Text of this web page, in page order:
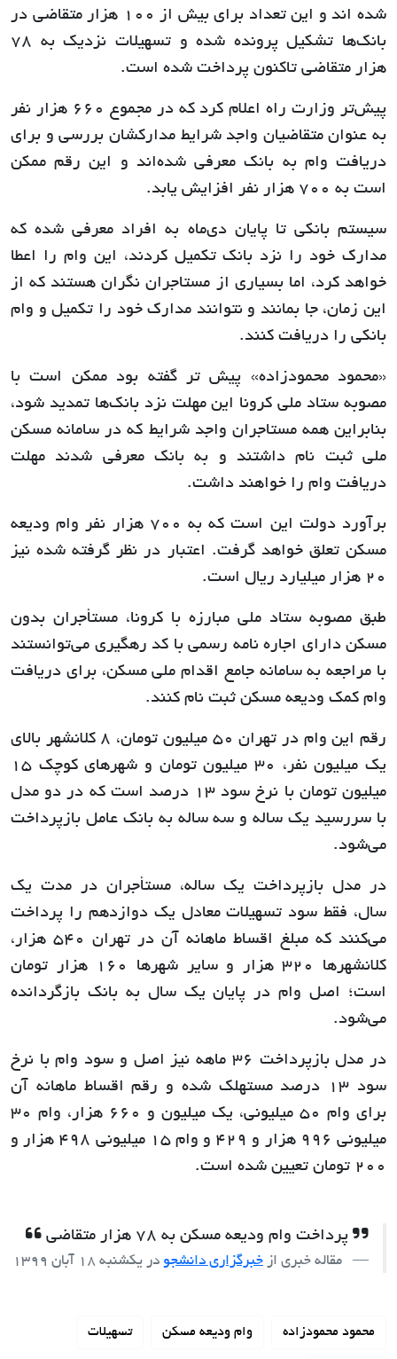
شده اند و این تعداد برای بیش از ۱۰۰ هزار متقاضی در
بانک‌ها تشکیل پرونده شده و تسهیلات نزدیک به ۷۸
هزار متقاضی تاکنون پرداخت شده است.
پیش‌تر وزارت راه اعلام کرد که در مجموع ٦٦٠ هزار نفر
به عنوان متقاضیان واجد شرایط مدارکشان بررسی و برای
دریافت وام به بانک معرفی شده‌اند و این رقم ممکن
است به ٧٠٠ هزار نفر افزایش یابد.
سیستم بانکی تا پایان دی‌ماه به افراد معرفی شده که
مدارک خود را نزد بانک تکمیل کردند، این وام را اعطا
خواهد کرد، اما بسیاری از مستاجران نگران هستند که از
این زمان، جا بمانند و نتوانند مدارک خود را تکمیل و وام
بانکی را دریافت کنند.
«محمود محمودزاده» پیش تر گفته بود ممکن است با
مصوبه ستاد ملی کرونا این مهلت نزد بانک‌ها تمدید شود،
بنابراین همه مستاجران واجد شرایط که در سامانه مسکن
ملی ثبت نام داشتند و به بانک معرفی شدند مهلت
دریافت وام را خواهند داشت.
برآورد دولت این است که به ٧٠٠ هزار نفر وام ودیعه
مسکن تعلق خواهد گرفت. اعتبار در نظر گرفته شده نیز
٢٠ هزار میلیارد ریال است.
طبق مصوبه ستاد ملی مبارزه با کرونا، مستأجران بدون
مسکن دارای اجاره نامه رسمی با کد رهگیری می‌توانستند
با مراجعه به سامانه جامع اقدام ملی مسکن، برای دریافت
وام کمک ودیعه مسکن ثبت نام کنند.
رقم این وام در تهران ۵۰ میلیون تومان، ۸ کلانشهر بالای
یک میلیون نفر، ۳۰ میلیون تومان و شهرهای کوچک ۱۵
میلیون تومان با نرخ سود ۱۳ درصد است که در دو مدل
با سررسید یک ساله و سه ساله به بانک عامل بازپرداخت
می‌شود.
در مدل بازپرداخت یک ساله، مستأجران در مدت یک
سال، فقط سود تسهیلات معادل یک دوازدهم را پرداخت
می‌کنند که مبلغ اقساط ماهانه آن در تهران ۵۴۰ هزار،
کلانشهرها ۳۲۰ هزار و سایر شهرها ۱۶۰ هزار تومان
است؛ اصل وام در پایان یک سال به بانک بازگردانده
می‌شود.
در مدل بازپرداخت ۳۶ ماهه نیز اصل و سود وام با نرخ
سود ۱۳ درصد مستهلک شده و رقم اقساط ماهانه آن
برای وام ۵۰ میلیونی، یک میلیون و ۶۶۰ هزار، وام ۳۰
میلیونی ۹۹۶ هزار و ۴۲۹ و وام ۱۵ میلیونی ۴۹۸ هزار و
۲۰۰ تومان تعیین شده است.
پرداخت وام ودیعه مسکن به ٧٨ هزار متقاضی
مقاله خبری از خبرگزاری دانشجو در یکشنبه 18 آبان 1399
محمود محمودزاده وام ودیعه مسکن تسهیلات